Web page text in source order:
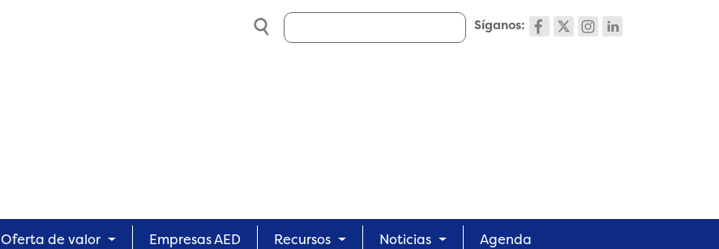
Síganos:
Search
Oferta de valor Empresas AED Recursos Noticias Agenda